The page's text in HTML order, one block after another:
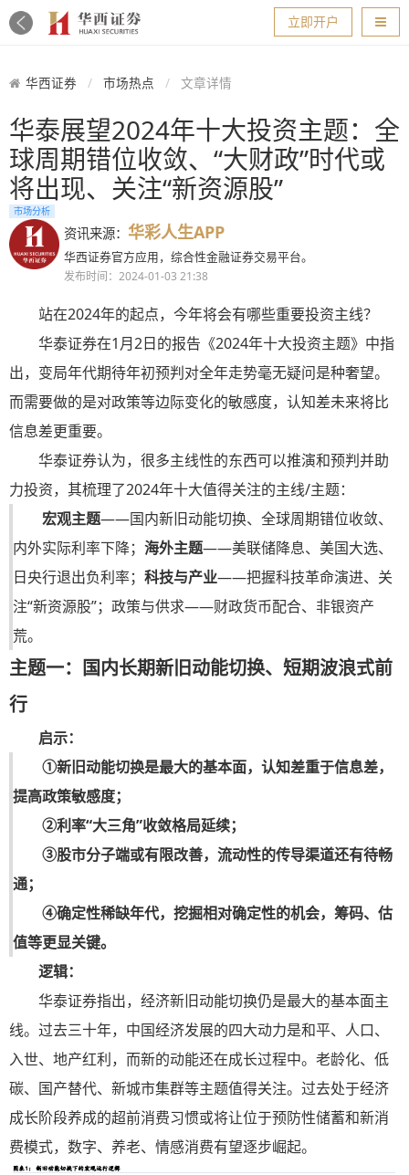
导航
立即开户
华西证券 市场热点 文章详情
华泰展望2024年十大投资主题：全
球周期错位收敛、“大财政”时代或
将出现、关注“新资源股”
市场分析
资讯来源： 华彩人生APP
华西证券官方应用，综合性金融证券交易平台。
发布时间：2024-01-03 21:38
站在2024年的起点，今年将会有哪些重要投资主线？
华泰证券在1月2日的报告《2024年十大投资主题》中指
出，变局年代期待年初预判对全年走势毫无疑问是种奢望。
而需要做的是对政策等边际变化的敏感度，认知差未来将比
信息差更重要。
华泰证券认为，很多主线性的东西可以推演和预判并助
力投资，其梳理了2024年十大值得关注的主线/主题：
宏观主题——国内新旧动能切换、全球周期错位收敛、
内外实际利率下降； 海外主题——美联储降息、美国大选、
日央行退出负利率； 科技与产业——把握科技革命演进、关
注“新资源股”；政策与供求——财政货币配合、非银资产
荒。
主题一：国内长期新旧动能切换、短期波浪式前
行
启示：
①新旧动能切换是最大的基本面，认知差重于信息差，
提高政策敏感度；
②利率“大三角”收敛格局延续；
③股市分子端或有限改善，流动性的传导渠道还有待畅
通；
④确定性稀缺年代，挖掘相对确定性的机会，筹码、估
值等更显关键。
逻辑：
华泰证券指出，经济新旧动能切换仍是最大的基本面主
线。过去三十年，中国经济发展的四大动力是和平、人口、
入世、地产红利，而新的动能还在成长过程中。老龄化、低
碳、国产替代、新城市集群等主题值得关注。过去处于经济
成长阶段养成的超前消费习惯或将让位于预防性储蓄和新消
费模式，数字、养老、情感消费有望逐步崛起。